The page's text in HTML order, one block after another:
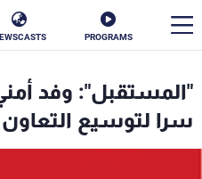
PROGRAMS
"المستقبل": وفد
سرا لتوسيع التعاون
الأخبار